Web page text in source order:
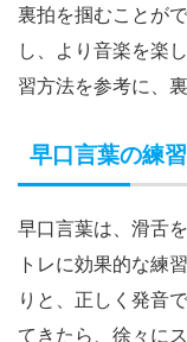
裏拍を掴むことが
し、より音楽を楽
習方法を参考に、
早口言葉の練
早口言葉は、滑舌
トレに効果的な練
りと、正しく発音
てきたら、徐々に